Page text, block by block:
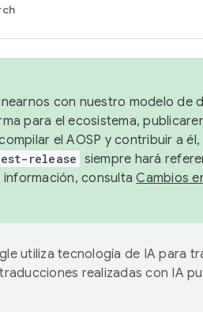
con nuestro modelo de
para el ecosistema,
el AOSP y contribuir a él,
release siempre hará
información, consultaCambios
utiliza tecnología de IA para
realizadas con IA